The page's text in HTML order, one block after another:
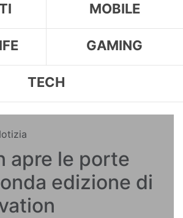
MOBILE
GAMING
TECH
apre le porte
edizione di